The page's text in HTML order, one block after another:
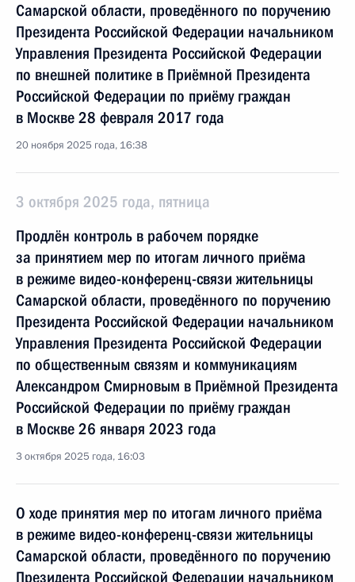
Самарской области, проведённого по поручению
Президента Российской Федерации начальником
Управления Президента Российской Федерации
по внешней политике в Приёмной Президента
Российской Федерации по приёму граждан
в Москве 28 февраля 2017 года
20 ноября 2025 года, 16:38
3 октября 2025 года, пятница
Продлён контроль в рабочем порядке
за принятием мер по итогам личного приёма
в режиме видео-конференц-связи жительницы
Самарской области, проведённого по поручению
Президента Российской Федерации начальником
Управления Президента Российской Федерации
по общественным связям и коммуникациям
Александром Смирновым в Приёмной Президента
Российской Федерации по приёму граждан
в Москве 26 января 2023 года
3 октября 2025 года, 16:03
О ходе принятия мер по итогам личного приёма
в режиме видео-конференц-связи жительницы
Самарской области, проведённого по поручению
Президента Российской Федерации начальником